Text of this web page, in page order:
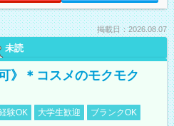
掲載日：2026.08.07
未読
》＊コスメのモクモク
験OK 大学生歓迎
ブランクOK